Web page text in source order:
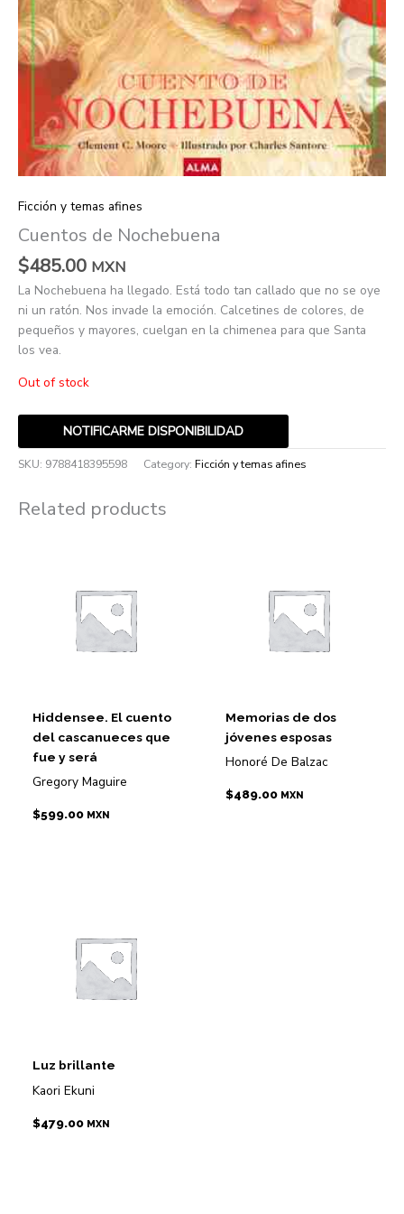
Ficción y temas afines
Cuentos de Nochebuena
$485.00 MXN
La Nochebuena ha llegado. Está todo tan callado que no se oye
ni un ratón. Nos invade la emoción. Calcetines de colores, de
pequeños y mayores, cuelgan en la chimenea para que Santa
los vea.
Out of stock
NOTIFICARME DISPONIBILIDAD
SKU: 9788418395598 Category: Ficción y temas afines
Related products
Hiddensee. El cuento
del cascanueces que
fue y será
Gregory Maguire
$599.00 MXN
Memorias de dos
jóvenes esposas
Honoré De Balzac
$489.00 MXN
Luz brillante
Kaori Ekuni
$479.00 MXN